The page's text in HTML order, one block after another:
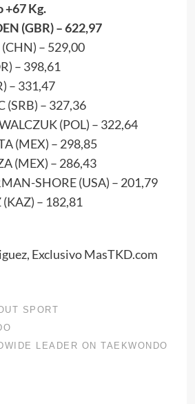
+67 Kg.
(GBR) – 622,97
– 529,00
– 398,61
– 331,47
– 327,36
(POL) – 322,64
(MEX) – 298,85
(MEX) – 286,43
SHORE (USA) – 201,79
– 182,81
Exclusivo MasTKD.com